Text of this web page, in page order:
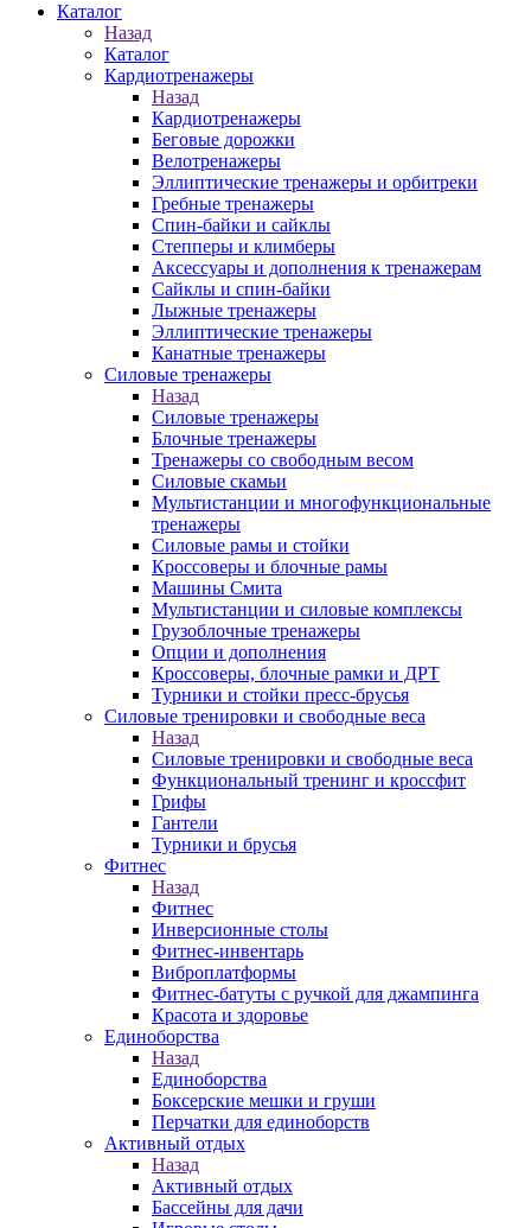
Каталог
Назад
Каталог
Кардиотренажеры
Назад
Кардиотренажеры
Беговые дорожки
Велотренажеры
Эллиптические тренажеры и орбитреки
Гребные тренажеры
Спин-байки и сайклы
Степперы и климберы
Аксессуары и дополнения к тренажерам
Сайклы и спин-байки
Лыжные тренажеры
Эллиптические тренажеры
Канатные тренажеры
Силовые тренажеры
Назад
Силовые тренажеры
Блочные тренажеры
Тренажеры со свободным весом
Силовые скамьи
Мультистанции и многофункциональные
тренажеры
Силовые рамы и стойки
Кроссоверы и блочные рамы
Машины Смита
Мультистанции и силовые комплексы
Грузоблочные тренажеры
Опции и дополнения
Кроссоверы, блочные рамки и ДРТ
Турники и стойки пресс-брусья
Силовые тренировки и свободные веса
Назад
Силовые тренировки и свободные веса
Функциональный тренинг и кроссфит
Грифы
Гантели
Турники и брусья
Фитнес
Назад
Фитнес
Инверсионные столы
Фитнес-инвентарь
Виброплатформы
Фитнес-батуты с ручкой для джампинга
Красота и здоровье
Единоборства
Назад
Единоборства
Боксерские мешки и груши
Перчатки для единоборств
Активный отдых
Назад
Активный отдых
Бассейны для дачи